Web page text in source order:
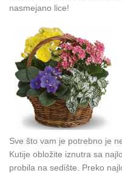
nasmejano lice!
Sve što vam je potrebno je
Kutije obložite iznutra sa
probila na sedište. Preko